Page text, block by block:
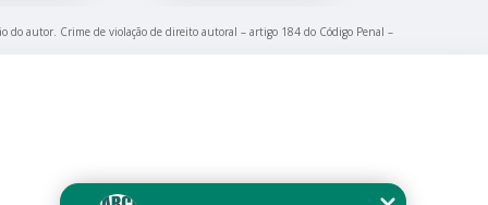
do autor. Crime de violação de direito autoral – artigo 184 do Código Penal –